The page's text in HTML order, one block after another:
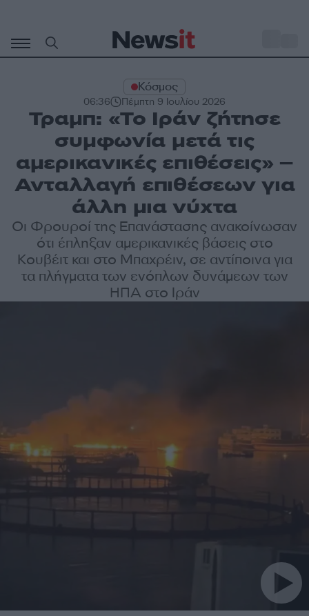
περιεχόμενο
Κόσμος
06:36 Πέμπτη 9 Ιουλίου 2026
Τραμπ: «Το Ιράν ζήτησε
συμφωνία μετά τις
αμερικανικές επιθέσεις» –
Ανταλλαγή επιθέσεων για
άλλη μια νύχτα
Οι Φρουροί της Επανάστασης ανακοίνωσαν
ότι έπληξαν αμερικανικές βάσεις στο
Κουβέιτ και στο Μπαχρέιν, σε αντίποινα για
τα πλήγματα των ενόπλων δυνάμεων των
ΗΠΑ στο Ιράν